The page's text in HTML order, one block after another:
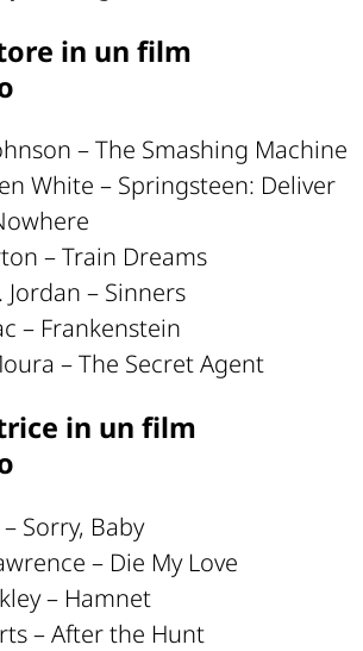
in un film
– The Smashing Machine
White – Springsteen: Deliver
– Train Dreams
Jordan – Sinners
– Frankenstein
– The Secret Agent
in un film
Sorry, Baby
– Die My Love
– Hamnet
– After the Hunt